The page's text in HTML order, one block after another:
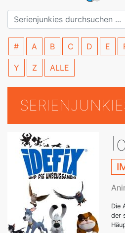
# A B C D E
Y Z ALLE
Die
der